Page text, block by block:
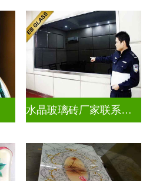
水晶玻璃砖厂家联系方式